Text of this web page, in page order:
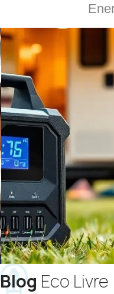
2 º Passo:
Sua solução de
de Janeiro, ou em
RECEBA
Blog Eco Livre